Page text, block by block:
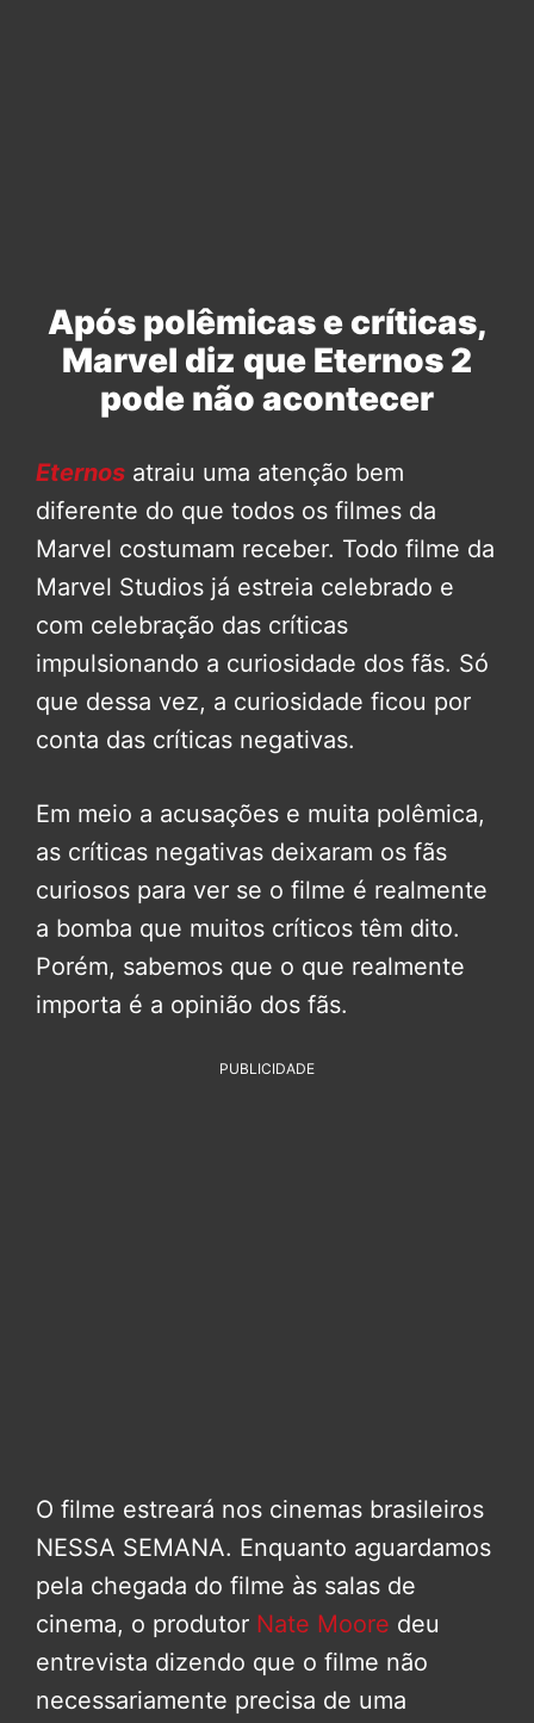
Após polêmicas e críticas,
Marvel diz que Eternos 2
pode não acontecer
Eternos atraiu uma atenção bem
diferente do que todos os filmes da
Marvel costumam receber. Todo filme da
Marvel Studios já estreia celebrado e
com celebração das críticas
impulsionando a curiosidade dos fãs. Só
que dessa vez, a curiosidade ficou por
conta das críticas negativas.
Em meio a acusações e muita polêmica,
as críticas negativas deixaram os fãs
curiosos para ver se o filme é realmente
a bomba que muitos críticos têm dito.
Porém, sabemos que o que realmente
importa é a opinião dos fãs.
PUBLICIDADE
O filme estreará nos cinemas brasileiros
NESSA SEMANA. Enquanto aguardamos
pela chegada do filme às salas de
cinema, o produtor Nate Moore deu
entrevista dizendo que o filme não
necessariamente precisa de uma